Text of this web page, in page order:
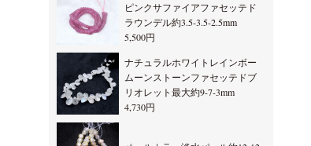
ピンクサファイアファセッテド
ラウンデル約3.5-3.5-2.5mm
5,500円
ナチュラルホワイトレインボー
ムーンストーンファセッテドブ
リオレット最大約9-7-3mm
4,730円